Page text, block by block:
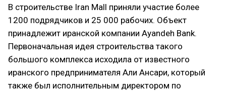
В строительстве Iran Mall приняли участие более
1200 подрядчиков и 25 000 рабочих. Объект
принадлежит иранской компании Ayandeh Bank.
Первоначальная идея строительства такого
большого комплекса исходила от известного
иранского предпринимателя Али Ансари, который
также был исполнительным директором по